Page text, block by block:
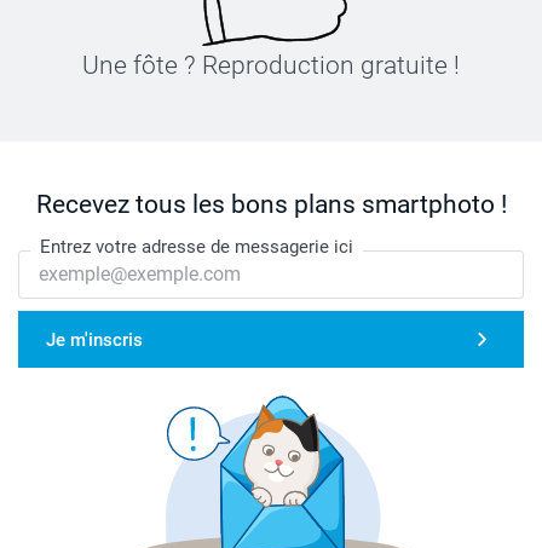
Une fôte ? Reproduction gratuite !
Recevez tous les bons plans smartphoto !
Entrez votre adresse de messagerie ici
Je m'inscris